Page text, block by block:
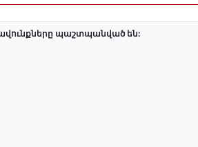
պաշտպանված են: